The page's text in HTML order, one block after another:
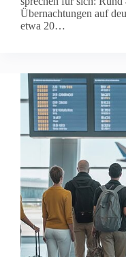
Übernachtungen auf
etwa 20…